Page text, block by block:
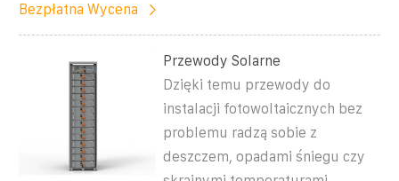
Bezpłatna Wycena
Przewody Solarne
Dzięki temu przewody do
instalacji fotowoltaicznych bez
problemu radzą sobie z
deszczem, opadami śniegu czy